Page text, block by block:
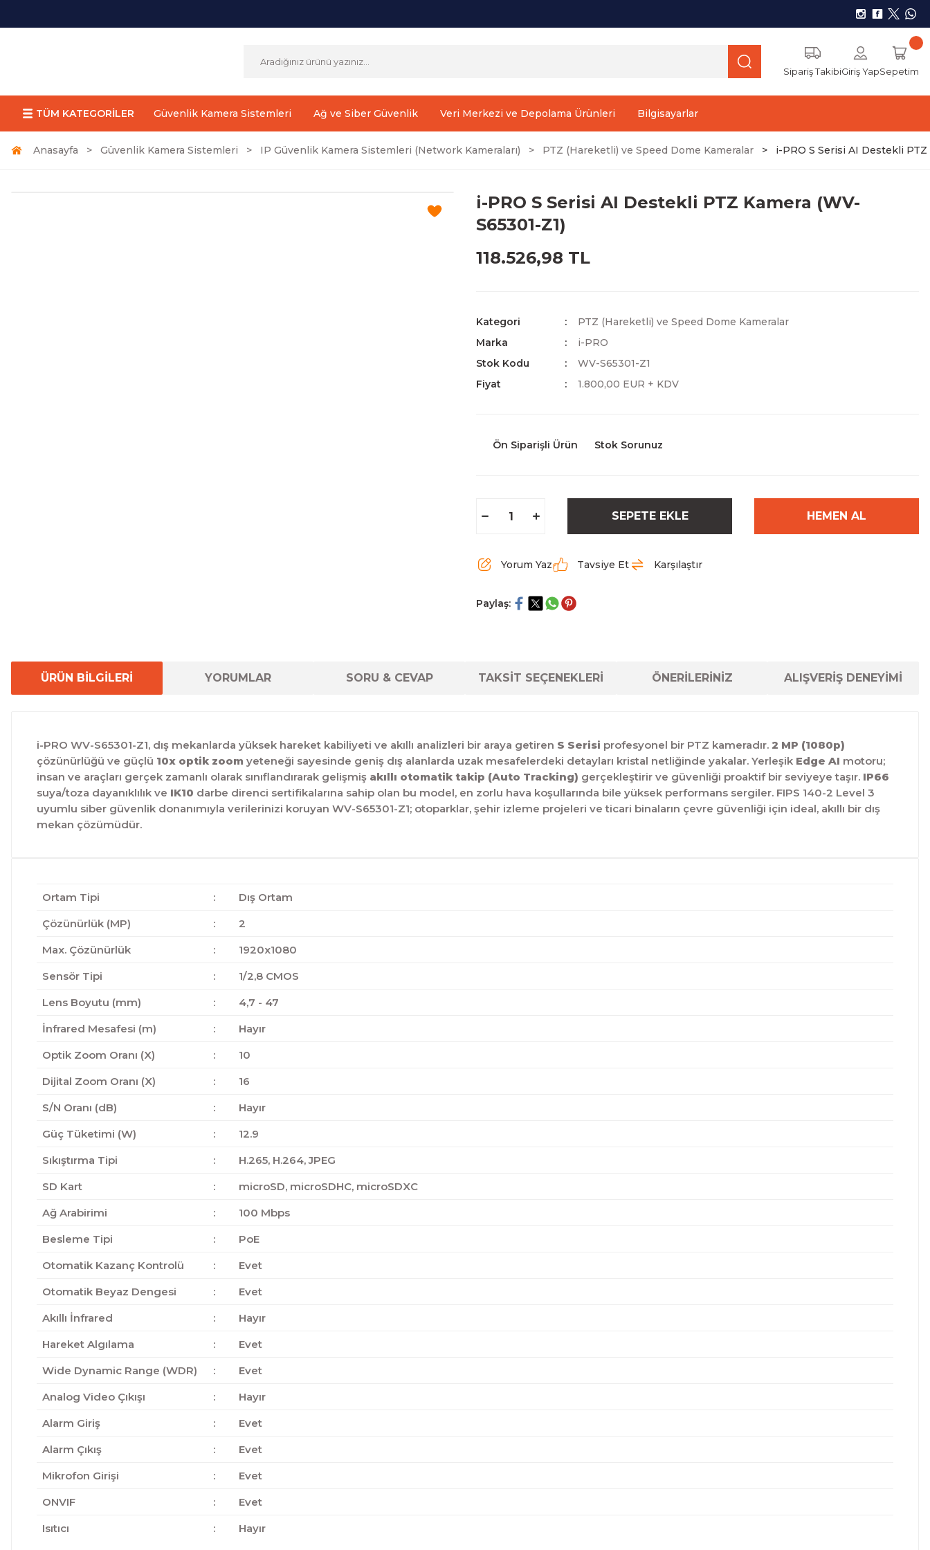
Sipariş TakibiGiriş YapSepetim
TÜM KATEGORİLER Güvenlik Kamera Sistemleri Ağ ve Siber Güvenlik Veri Merkezi ve Depolama Ürünleri Bilgisayarlar
Anasayfa Güvenlik Kamera Sistemleri IP Güvenlik Kamera Sistemleri (Network Kameraları) PTZ (Hareketli) ve Speed Dome Kameralar i-PRO S Serisi AI Destekli PTZ
i-PRO S Serisi AI Destekli PTZ Kamera (WV-
S65301-Z1)
118.526,98 TL
Kategori
PTZ (Hareketli) ve Speed Dome Kameralar
Marka
i-PRO
Stok Kodu
WV-S65301-Z1
Fiyat
1.800,00 EUR + KDV
Ön Siparişli Ürün Stok Sorunuz
SEPETE EKLE HEMEN AL
Yorum Yaz Tavsiye Et Karşılaştır
Paylaş:
ÜRÜN BİLGİLERİ YORUMLAR SORU & CEVAP TAKSİT SEÇENEKLERİ ÖNERİLERİNİZ ALIŞVERİŞ DENEYİMİ
i-PRO WV-S65301-Z1, dış mekanlarda yüksek hareket kabiliyeti ve akıllı analizleri bir araya getiren S Serisi profesyonel bir PTZ kameradır. 2 MP (1080p)
çözünürlüğü ve güçlü 10x optik zoom yeteneği sayesinde geniş dış alanlarda uzak mesafelerdeki detayları kristal netliğinde yakalar. Yerleşik Edge AI motoru;
insan ve araçları gerçek zamanlı olarak sınıflandırarak gelişmiş akıllı otomatik takip (Auto Tracking) gerçekleştirir ve güvenliği proaktif bir seviyeye taşır. IP66
suya/toza dayanıklılık ve IK10 darbe direnci sertifikalarına sahip olan bu model, en zorlu hava koşullarında bile yüksek performans sergiler. FIPS 140-2 Level 3
uyumlu siber güvenlik donanımıyla verilerinizi koruyan WV-S65301-Z1; otoparklar, şehir izleme projeleri ve ticari binaların çevre güvenliği için ideal, akıllı bir dış
mekan çözümüdür.
Ortam Tipi :
Dış Ortam
Çözünürlük (MP)
:
2
Max. Çözünürlük
:
1920x1080
Sensör Tipi
:
1/2,8 CMOS
Lens Boyutu (mm)
:
4,7 - 47
İnfrared Mesafesi (m)
:
Hayır
Optik Zoom Oranı (X)
:
10
Dijital Zoom Oranı (X)
:
16
S/N Oranı (dB)
:
Hayır
Güç Tüketimi (W)
:
12.9
Sıkıştırma Tipi
:
H.265, H.264, JPEG
SD Kart
:
microSD, microSDHC, microSDXC
Ağ Arabirimi
:
100 Mbps
Besleme Tipi
:
PoE
Otomatik Kazanç Kontrolü
:
Evet
Otomatik Beyaz Dengesi
:
Evet
Akıllı İnfrared
:
Hayır
Hareket Algılama
:
Evet
Wide Dynamic Range (WDR)
:
Evet
Analog Video Çıkışı
:
Hayır
Alarm Giriş
:
Evet
Alarm Çıkış
:
Evet
Mikrofon Girişi
:
Evet
ONVIF
:
Evet
Isıtıcı
: Hayır